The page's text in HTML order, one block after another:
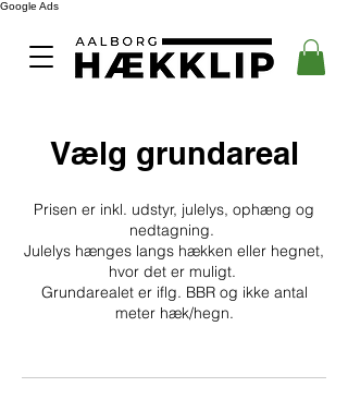
Google Ads
Vælg grundareal
Prisen er inkl. udstyr, julelys, ophæng og
nedtagning.
Julelys hænges langs hækken eller hegnet,
hvor det er muligt.
Grundarealet er iflg. BBR og ikke antal
meter hæk/hegn.